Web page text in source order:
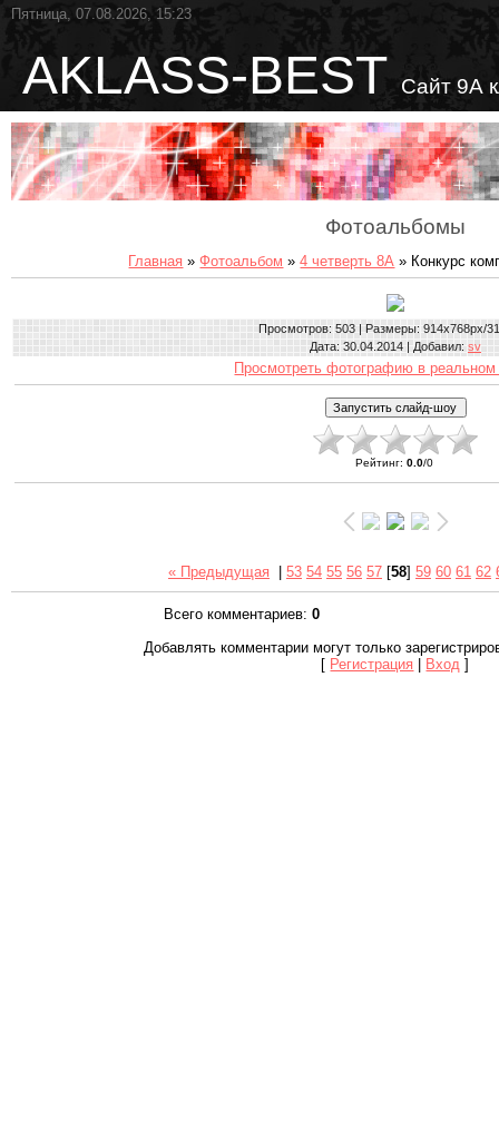
Пятница, 07.08.2026, 15:23
AKLASS-BEST Сайт 9А
Фотоальбомы
Главная »Фотоальбом »4 четверть 8А » Конкурс
Просмотров: 503 | Размеры: 914x768px/
Дата: 30.04.2014 | Добавил: sv
Просмотреть фотографию в реальном
Рейтинг:0.0/0
« Предыдущая 53 54 55 56 57 [58] 59 60 61 62
Всего комментариев: 0
Добавлять комментарии могут только
[ Регистрация | Вход ]